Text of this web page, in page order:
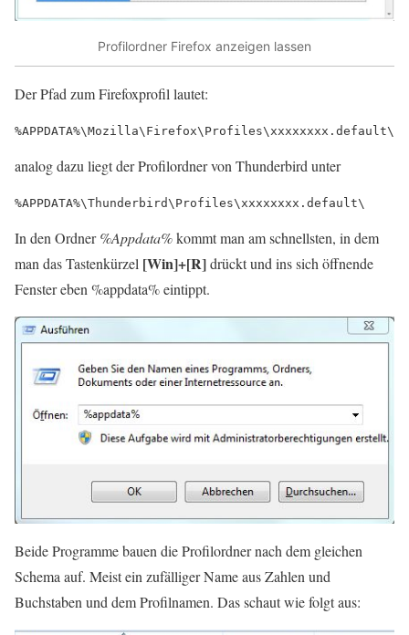
Profilordner Firefox anzeigen lassen
Der Pfad zum Firefoxprofil lautet:
%APPDATA%\Mozilla\Firefox\Profiles\xxxxxxxx.default\
analog dazu liegt der Profilordner von Thunderbird unter
%APPDATA%\Thunderbird\Profiles\xxxxxxxx.default\
In den Ordner%Appdata%kommt man am schnellsten, in dem
man das Tastenkürzel [Win]+[R]drückt und ins sich öffnende
Fenster eben %appdata% eintippt.
Beide Programme bauen die Profilordner nach dem gleichen
Schema auf. Meist ein zufälliger Name aus Zahlen und
Buchstaben und dem Profilnamen. Das schaut wie folgt aus: